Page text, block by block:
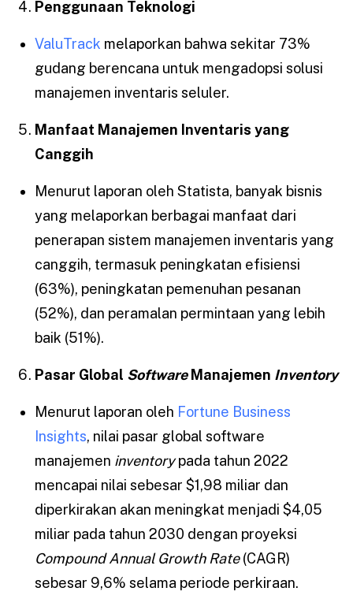
Penggunaan Teknologi
ValuTrack melaporkan bahwa sekitar 73%
gudang berencana untuk mengadopsi solusi
manajemen inventaris seluler.
Manfaat Manajemen Inventaris yang
Canggih
Menurut laporan oleh Statista, banyak bisnis
yang melaporkan berbagai manfaat dari
penerapan sistem manajemen inventaris yang
canggih, termasuk peningkatan efisiensi
(63%), peningkatan pemenuhan pesanan
(52%), dan peramalan permintaan yang lebih
baik (51%).
Pasar Global SoftwareManajemen Inventory
Menurut laporan oleh Fortune Business
Insights, nilai pasar global software
manajemen inventorypada tahun 2022
mencapai nilai sebesar $1,98 miliar dan
diperkirakan akan meningkat menjadi $4,05
miliar pada tahun 2030 dengan proyeksi
Compound Annual Growth Rate(CAGR)
sebesar 9,6% selama periode perkiraan.